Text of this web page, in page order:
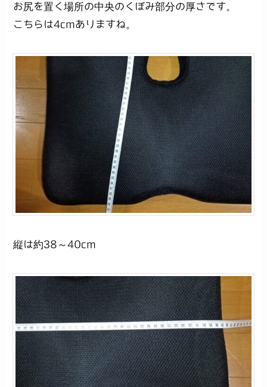
お尻を置く場所の中央のくぼみ部分の厚さです。
こちらは4cmありますね。
縦は約38～40cm